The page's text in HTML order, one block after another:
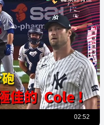
02:52